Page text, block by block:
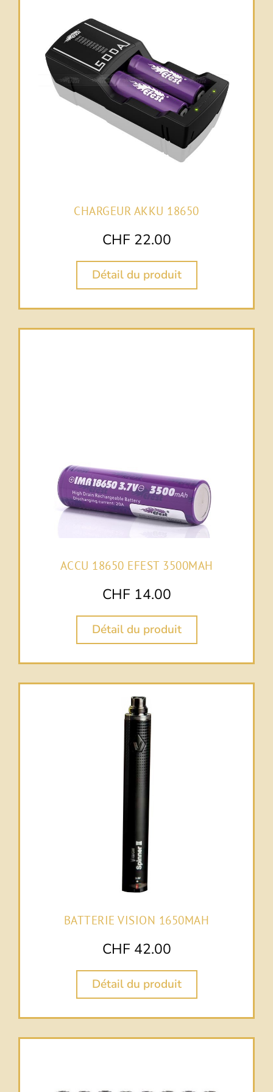
CHARGEUR AKKU 18650
CHF 22.00
Détail du produit
ACCU 18650 EFEST 3500MAH
CHF 14.00
Détail du produit
BATTERIE VISION 1650MAH
CHF 42.00
Détail du produit